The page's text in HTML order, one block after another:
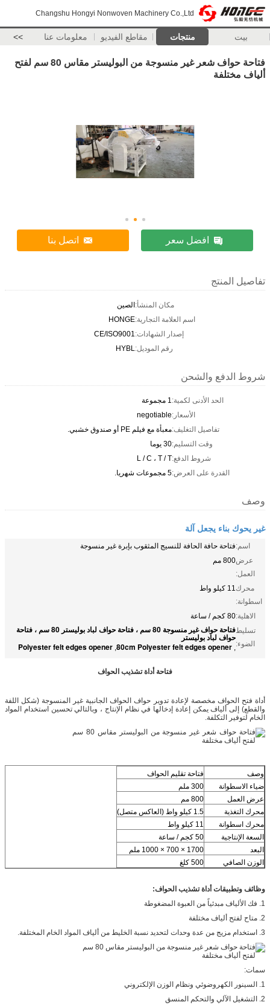
Changshu Hongyi Nonwoven Machinery Co.,Ltd
بيت منتجات مقاطع الفيديو معلومات عنا >>
فتاحة حواف شعر غير منسوجة من البوليستر مقاس 80 سم لفتح
ألياف مختلفة
افضل سعر اتصل بنا
تفاصيل المنتج
مكان المنشأ:الصين
اسم العلامة التجارية:HONGE
إصدار الشهادات:CE/ISO9001
رقم الموديل:HYBL
شروط الدفع والشحن
الحد الأدنى لكمية:1 مجموعة
الأسعار:negotiable
تفاصيل التغليف:معبأة مع فيلم PE أو صندوق خشبي.
وقت التسليم:30 يوما
شروط الدفع:L / C ، T / T
القدرة على العرض:5 مجموعات شهريا.
وصف
غير يحوك بناء يجعل آلة
اسم:فتاحة حافة الحافة للنسيج المثقوب بإبرة غير منسوجة
عرض
العمل:
800 مم
محرك
اسطوانة:
11 كيلو واط
الاهلية:80 كجم / ساعة
تسليط
الضوء:
فتاحة حواف غير منسوجة 80 سم ، فتاحة حواف لباد بوليستر 80 سم ، فتاحة
حواف لباد بوليستر
,
80cm Polyester felt edges opener
,
Polyester felt edges opener
فتاحة أداة تشذيب الحواف
أداة فتح الحواف مخصصة لإعادة تدوير حواف الحواف الجانبية غير المنسوجة (شكل اللفة
والقطع) إلى ألياف يمكن إعادة إدخالها في نظام الإنتاج ، وبالتالي تحسين استخدام المواد
الخام لتوفير التكلفة.
وصف
فتاحة تقليم الحواف
ضياء الاسطوانة
300 ملم
عرض العمل
800 مم
محرك التغذية
1.5 كيلو واط (العاكس متصل)
محرك اسطوانة
11 كيلو واط
السعة الإنتاجية
50 كجم / ساعة
البعد
1700 × 700 × 1000 ملم
الوزن الصافي
500 كلغ
وظائف وتطبيقات أداة تشذيب الحواف:
1. فك الألياف مبدئياً من العبوة المضغوطة
2. متاح لفتح ألياف مختلفة
3. استخدام مزيج من عدة وحدات لتحديد نسبة الخليط من ألياف المواد الخام المختلفة.
سمات:
1. السينور الكهروضوئي ونظام الوزن الإلكتروني
2. التشغيل الآلي والتحكم المنسق